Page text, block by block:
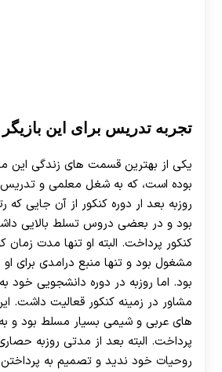
تجربه تدریس برای این
یکی از بهترین قسمت های زندگی این
بوده است، که به شغل معلمی و
روزبه بعد ار دوره کنکور از آن جایی
بود و در بعضی دروس تسلط بالایی
کنکور پرداخت. البته او تنها مدت
مشغول بود و تنها منبع درامدی برای
بود. اما روزبه در دوره دانشجویی خود
مشاور در زمینه کنکور قعالیت داشت.
های عربی و شیمی بسیار مسلط بود و
پرداخت. البته بعد از مدتی روزبه
روحیات خود ندید و تصمیم به